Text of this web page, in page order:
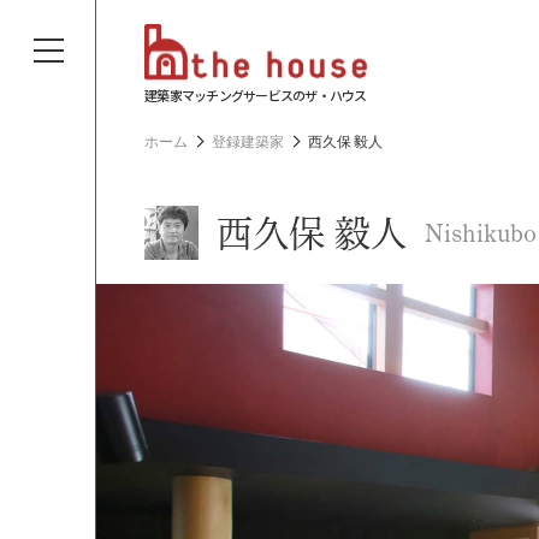
建築家マッチングサービスのザ・ハウス
ホーム 登録建築家 西久保 毅人
西久保 毅人